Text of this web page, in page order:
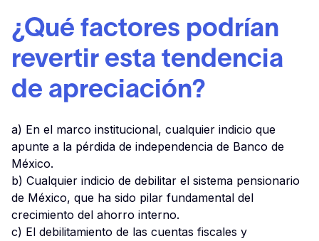
¿Qué factores podrían
revertir esta tendencia
de apreciación?
a) En el marco institucional, cualquier indicio que
apunte a la pérdida de independencia de Banco de
México.
b) Cualquier indicio de debilitar el sistema pensionario
de México, que ha sido pilar fundamental del
crecimiento del ahorro interno.
c) El debilitamiento de las cuentas fiscales y